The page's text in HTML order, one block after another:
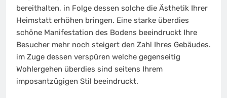
bereithalten, in Folge dessen solche die Ästhetik Ihrer
Heimstatt erhöhen bringen. Eine starke überdies
schöne Manifestation des Bodens beeindruckt Ihre
Besucher mehr noch steigert den Zahl Ihres Gebäudes.
im Zuge dessen verspüren welche gegenseitig
Wohlergehen überdies sind seitens Ihrem
imposantzügigen Stil beeindruckt.